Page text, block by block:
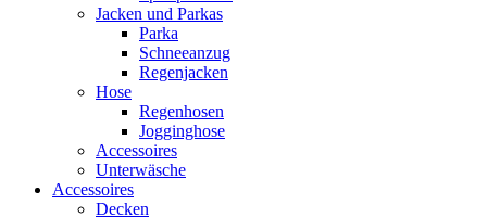
Jacken und Parkas
Parka
Schneeanzug
Regenjacken
Hose
Regenhosen
Jogginghose
Accessoires
Unterwäsche
Accessoires
Decken